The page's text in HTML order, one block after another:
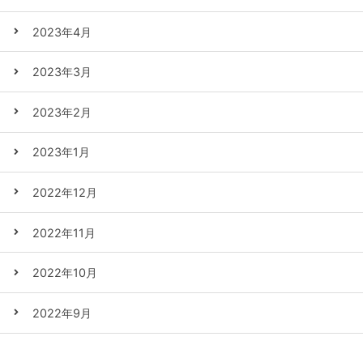
2023年4月
2023年3月
2023年2月
2023年1月
2022年12月
2022年11月
2022年10月
2022年9月